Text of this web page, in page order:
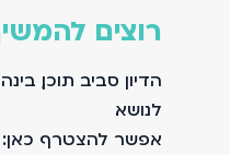
רוצים
הדיון סביב תוכן,
לנושא.
אפשר להצטרף כאן: